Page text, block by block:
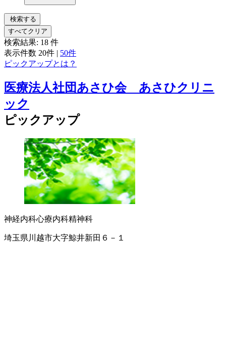
検索する
すべてクリア
検索結果: 18 件
表示件数 20件 | 50件
ピックアップとは？
医療法人社団あさひ会 あさひクリニ
ック
ピックアップ
神経内科心療内科精神科
埼玉県川越市大字鯨井新田６－１